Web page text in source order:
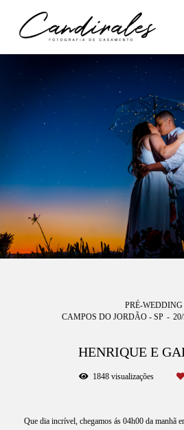
PRÉ-WEDDING
CAMPOS DO JORDÃO - SP
HENRIQUE E
1848 visualizações
Que dia incrível, chegamos ás 04h00 da manhã